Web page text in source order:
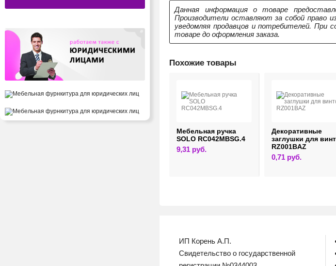
Данная информация о товаре
Производители оставляют за собой право
уведомляя продавцов и потребителей. При
товаре до оформления заказа.
Похожие товары
Мебельная ручка
SOLO RC042MBSG.4
9,31 руб.
Декоративные
заглушки для
RZ001BAZ
0,71 руб.
ИП Корень А.П.
Свидетельство о государственной